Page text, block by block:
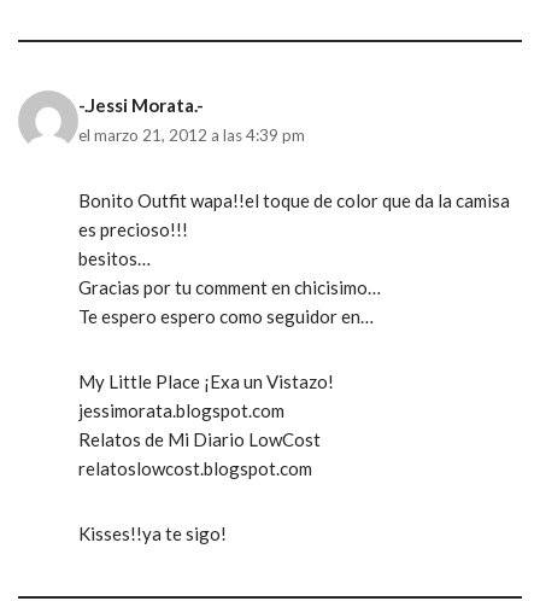
-.Jessi Morata.-
el marzo 21, 2012 a las 4:39 pm
Bonito Outfit wapa!!el toque de color que da la camisa
es precioso!!!
besitos…
Gracias por tu comment en chicisimo…
Te espero espero como seguidor en…
My Little Place ¡Exa un Vistazo!
jessimorata.blogspot.com
Relatos de Mi Diario LowCost
relatoslowcost.blogspot.com
Kisses!!ya te sigo!